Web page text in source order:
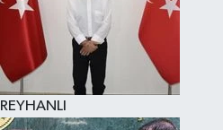
REYHANLI